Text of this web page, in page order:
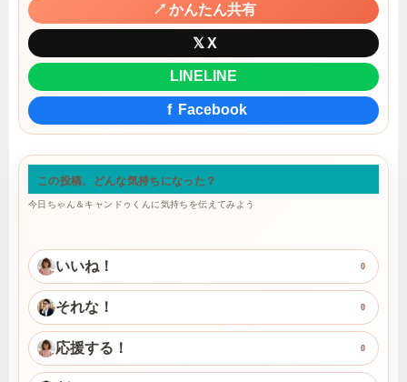
↗ かんたん共有
𝕏 X
LINE LINE
f Facebook
この投稿、どんな気持ちになった？
今日ちゃん＆キャンドゥくんに気持ちを伝えてみよう
いいね！ 0
それな！ 0
応援する！ 0